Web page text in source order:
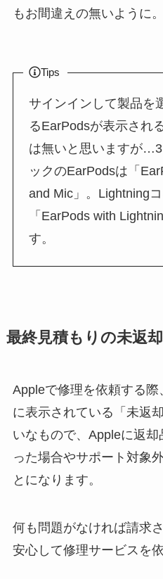
もお間違えの無いように。
Tips
サインインして製品を
るEarPodsが表示され
は無いと思いますが
ックのEarPodsは「
and Mic」。Lightning
「EarPods with
す。
最終見積もりの未返
Appleで修理を依頼する
に表示されている「未返
いなもので、Appleに返
った場合やサポート対象
とになります。
何も問題がなければ請求
安心して修理サービスを